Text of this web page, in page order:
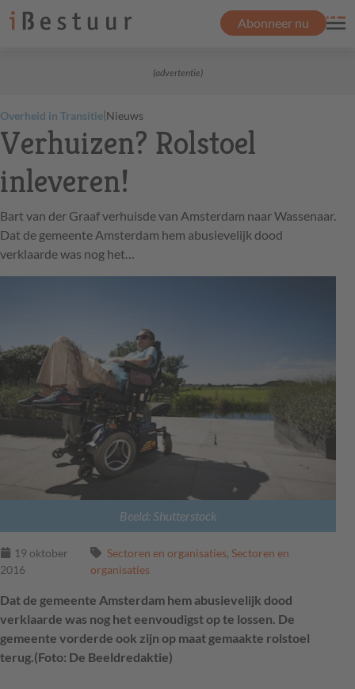
Abonneer nu
(advertentie)
Overheid in Transitie|Nieuws
Verhuizen? Rolstoel
inleveren!
Bart van der Graaf verhuisde van Amsterdam naar Wassenaar.
Dat de gemeente Amsterdam hem abusievelijk dood
verklaarde was nog het…
Beeld: Shutterstock
19 oktober
2016
Sectoren en organisaties, Sectoren en
organisaties
Dat de gemeente Amsterdam hem abusievelijk dood
verklaarde was nog het eenvoudigst op te lossen. De
gemeente vorderde ook zijn op maat gemaakte rolstoel
terug.(Foto: De Beeldredaktie)